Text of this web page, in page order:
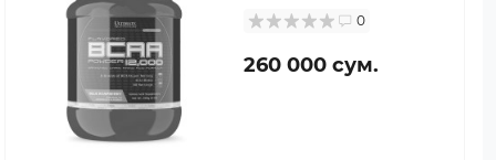
0
260 000 сум.